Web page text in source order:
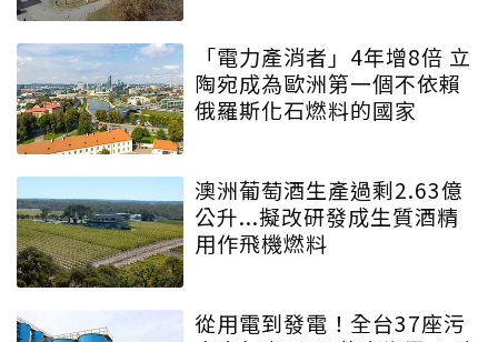
「電力產消者」4年增8倍 立
陶宛成為歐洲第一個不依賴
俄羅斯化石燃料的國家
澳洲葡萄酒生產過剩2.63億
公升...擬改研發成生質酒精
用作飛機燃料
從用電到發電！全台37座污